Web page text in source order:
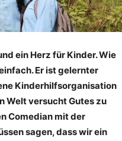
ein Herz für Kinder. Wie
Er ist gelernter
Kinderhilfsorganisation
Welt versucht Gutes zu
Comedian mit der
sagen, dass wir ein